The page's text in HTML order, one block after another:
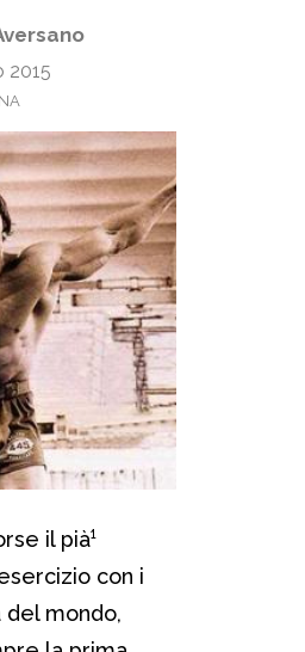
2015
il pià¹
con i
del mondo,